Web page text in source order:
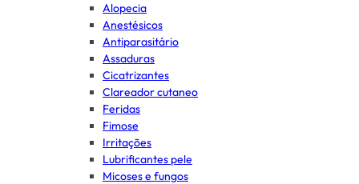
Alopecia
Anestésicos
Antiparasitário
Assaduras
Cicatrizantes
Clareador cutaneo
Feridas
Fimose
Irritações
Lubrificantes pele
Micoses e fungos